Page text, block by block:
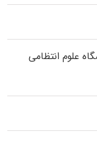
ﻋﻠﻮم انتظامی